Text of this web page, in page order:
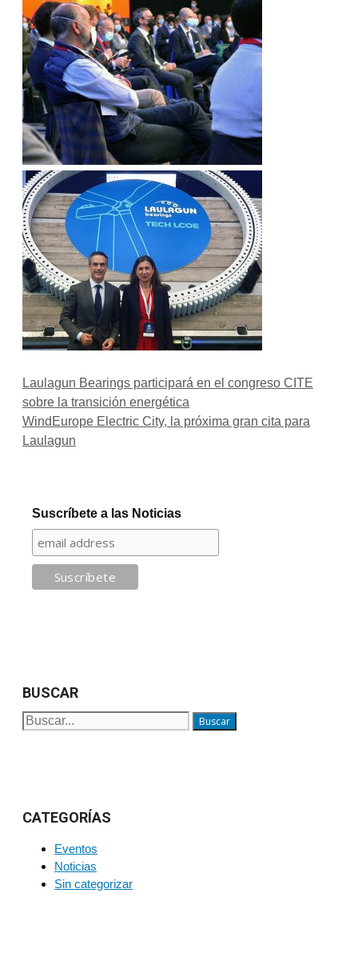
Laulagun Bearings participará en el congreso CITE
sobre la transición energética
WindEurope Electric City, la próxima gran cita para
Laulagun
Suscríbete a las Noticias
BUSCAR
Buscar:
CATEGORÍAS
Eventos
Noticias
Sin categorizar